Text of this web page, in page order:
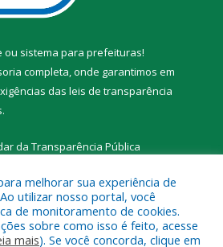
ou sistema para prefeituras!
completa, onde garantimos em
das leis de transparência
da Transparência Pública
a Prefeitura Municipal de Novo
melhorar sua experiência de
utilizar nosso portal, você
de monitoramento de cookies.
sobre como isso é feito, acesse
mais). Se você concorda, clique em